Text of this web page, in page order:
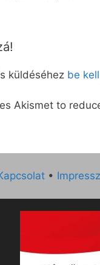
küldéséhez be
Akismet to
•